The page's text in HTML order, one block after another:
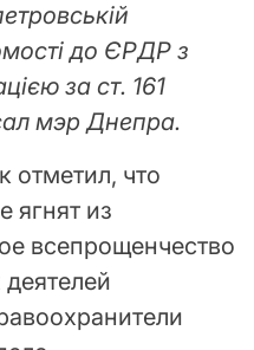
до ЄРДР з
за ст. 161
мэр Днепра.
отметил, что
ягнят из
всепрощенчество